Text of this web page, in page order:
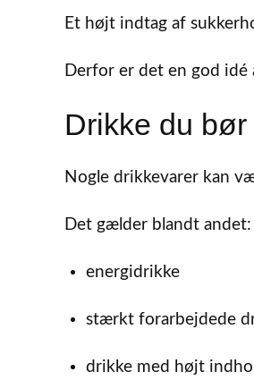
Et højt indtag af
Derfor er det en god
Drikke du
Nogle drikkevarer kan
Det gælder blandt andet:
energidrikke
stærkt forarbejdede
drikke med højt